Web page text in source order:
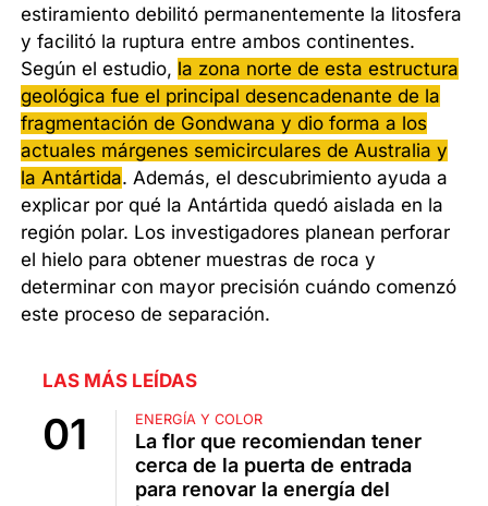
estiramiento debilitó permanentemente la litosfera
y facilitó la ruptura entre ambos continentes.
Según el estudio, la zona norte de esta estructura
geológica fue el principal desencadenante de la
fragmentación de Gondwana y dio forma a los
actuales márgenes semicirculares de Australia y
la Antártida. Además, el descubrimiento ayuda a
explicar por qué la Antártida quedó aislada en la
región polar. Los investigadores planean perforar
el hielo para obtener muestras de roca y
determinar con mayor precisión cuándo comenzó
este proceso de separación.
LAS MÁS LEÍDAS
ENERGÍA Y COLOR
La flor que recomiendan tener
cerca de la puerta de entrada
para renovar la energía del